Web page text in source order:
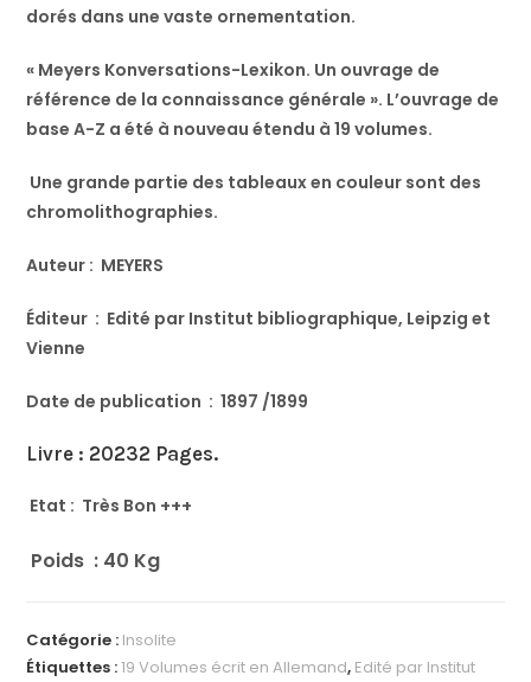
dorés dans une vaste ornementation.
« Meyers Konversations-Lexikon. Un ouvrage de
référence de la connaissance générale ». L’ouvrage de
base A-Z a été à nouveau étendu à 19 volumes.
Une grande partie des tableaux en couleur sont des
chromolithographies.
Auteur : MEYERS
Éditeur ‏ : Edité par Institut bibliographique, Leipzig et
Vienne
Date de publication ‏ : ‎ 1897 /1899
Livre : 20232 Pages.
Etat : Très Bon +++
Poids : 40 Kg
Catégorie : Insolite
Étiquettes :19 Volumes écrit en Allemand, Edité par Institut